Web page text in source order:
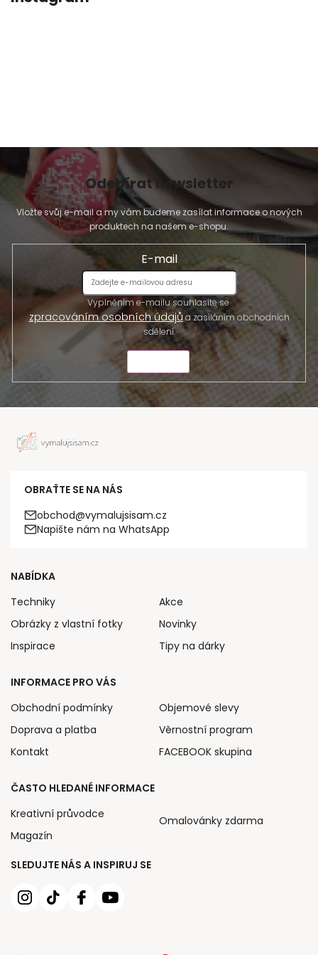
Odebírat newsletter
Vložte svůj e-mail a my vám budeme zasílat informace o nových
produktech na našem e-shopu.
E-mail
Vyplněním e-mailu souhlasíte se
zpracováním osobních údajůa zasíláním obchodních
sdělení.
OBRAŤTE SE NA NÁS
obchod@vymalujsisam.cz
Napište nám na WhatsApp
SLEDUJTE NÁS A INSPIRUJ SE
NABÍDKA
Techniky
Obrázky z vlastní fotky
Inspirace
Akce
Novinky
Tipy na dárky
INFORMACE PRO VÁS
Obchodní podmínky
Doprava a platba
Kontakt
Objemové slevy
Věrnostní program
FACEBOOK skupina
ČASTO HLEDANÉ INFORMACE
Kreativní průvodce
Magazín
Omalovánky zdarma